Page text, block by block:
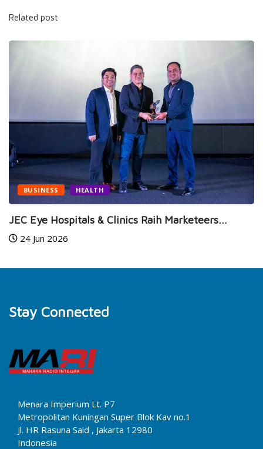
Related post
BUSINESS HEALTH
JEC Eye Hospitals & Clinics Raih Marketeers...
24 Jun 2026
Stay Connected
Menara Imperium Lt. P7
Metropolitan Kuningan Super Blok Kav no.1
Jl. HR Rasuna Said , Jakarta 12980
Indonesia